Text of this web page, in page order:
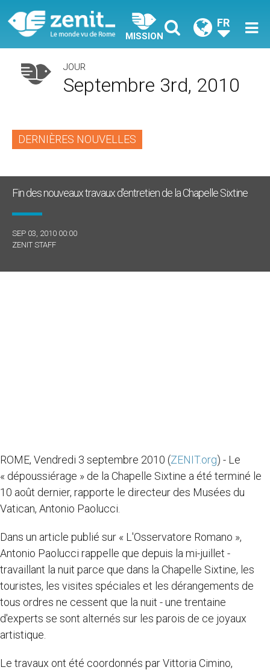
MISSION
FR
JOUR
Septembre 3rd, 2010
DERNIÈRES NOUVELLES
Fin des nouveaux travaux d'entretien de la Chapelle Sixtine
SEP 03, 2010 00:00
ZENIT STAFF
ROME, Vendredi 3 septembre 2010 (ZENIT.org) - Le
« dépoussiérage » de la Chapelle Sixtine a été terminé le
10 août dernier, rapporte le directeur des Musées du
Vatican, Antonio Paolucci.
Dans un article publié sur « L'Osservatore Romano »,
Antonio Paolucci rappelle que depuis la mi-juillet -
travaillant la nuit parce que dans la Chapelle Sixtine, les
touristes, les visites spéciales et les dérangements de
tous ordres ne cessent que la nuit - une trentaine
d'experts se sont alternés sur les parois de ce joyaux
artistique.
Le travaux ont été coordonnés par Vittoria Cimino,